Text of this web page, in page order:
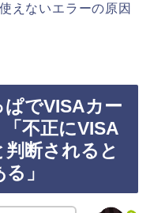
えないエラーの原因
でVISAカー
不正にVISA
断されると
」